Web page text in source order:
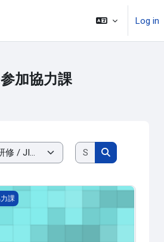
Log in
加協力課
Search courses
Search
室及び国際担当者向け研修講座
課